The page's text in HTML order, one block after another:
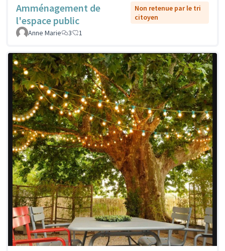
Amménagement de
l'espace public
Non retenue par le tri
citoyen
Anne Marie
3 1